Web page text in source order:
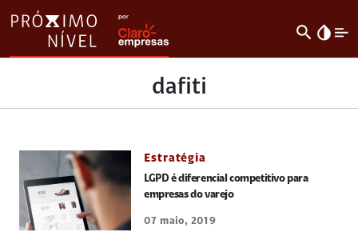
search invert_colors
dafiti
Estratégia
LGPD é diferencial competitivo para
empresas do varejo
07 maio, 2019